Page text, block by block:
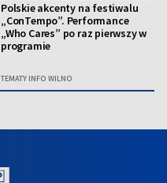
Polskie akcenty na festiwalu
„ConTempo”. Performance
„Who Cares” po raz pierwszy w
programie
TEMATY INFO WILNO